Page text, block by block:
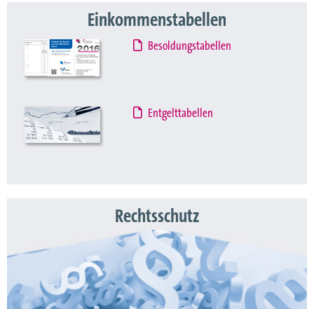
Einkommenstabellen
Besoldungstabellen
Entgelttabellen
Rechtsschutz